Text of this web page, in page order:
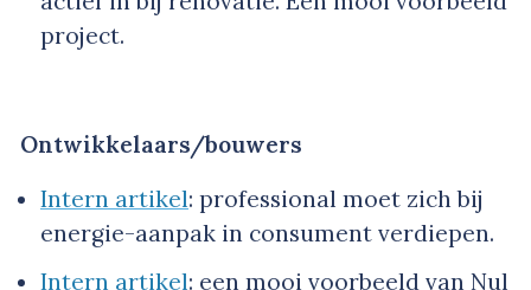
project.
Ontwikkelaars/bouwers
Intern artikel: professional moet zich bij
energie-aanpak in consument verdiepen.
Intern artikel: een mooi voorbeeld van Nul